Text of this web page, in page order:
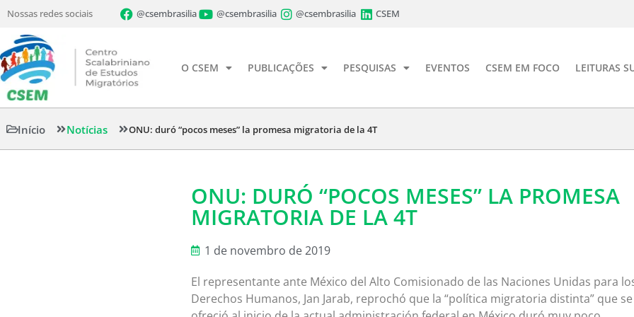
Nossas redes sociais @csembrasilia @csembrasilia @csembrasilia CSEM
O CSEM PUBLICAÇÕES PESQUISAS EVENTOS CSEM EM FOCO LEITURAS
Início Notícias ONU: duró “pocos meses” la promesa migratoria de la 4T
ONU: DURÓ “POCOS MESES” LA PROMESA
MIGRATORIA DE LA 4T
1 de novembro de 2019
El representante ante México del Alto Comisionado de las Naciones Unidas para
Derechos Humanos, Jan Jarab, reprochó que la “política migratoria distinta” que se